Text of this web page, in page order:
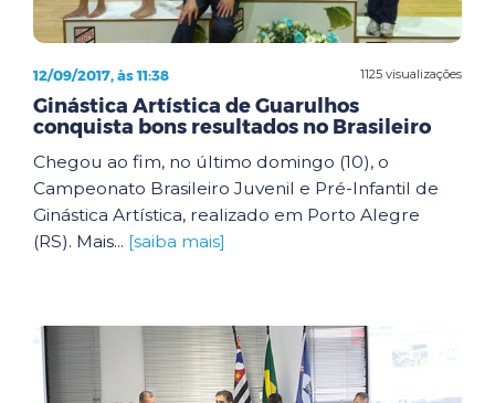
1125 visualizações
12/09/2017, às 11:38
Ginástica Artística de Guarulhos
conquista bons resultados no Brasileiro
Chegou ao fim, no último domingo (10), o
Campeonato Brasileiro Juvenil e Pré-Infantil de
Ginástica Artística, realizado em Porto Alegre
(RS). Mais... [saiba mais]